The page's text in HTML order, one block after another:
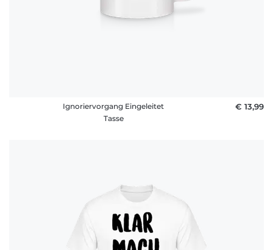
Ignoriervorgang Eingeleitet
Tasse
€ 13,99